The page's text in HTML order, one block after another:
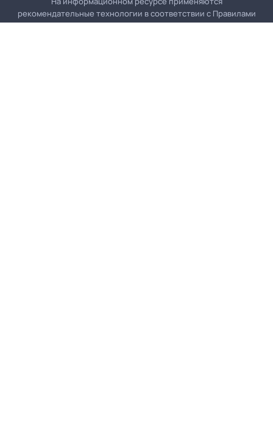
рекомендательные технологии в соответствии с Правилами